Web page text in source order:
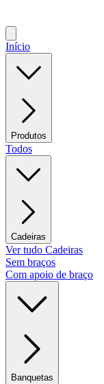
Início
Produtos
Todos
Cadeiras
Ver tudo Cadeiras
Sem braços
Com apoio de braço
Banquetas